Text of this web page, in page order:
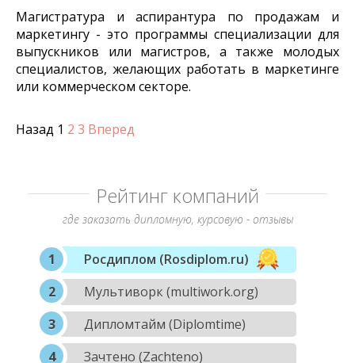
Магистратура и аспирантура по продажам и
маркетингу - это программы специализации для
выпускников или магистров, а также молодых
специалистов, желающих работать в маркетинге
или коммерческом секторе.
Назад 1 2 3 Вперед
Рейтинг компаний
где заказать дипломную, курсовую - отзывы
Росдиплом (Rosdiplom.ru)
Мультиворк (multiwork.org)
Дипломтайм (Diplomtime)
Зачтено (Zachteno)